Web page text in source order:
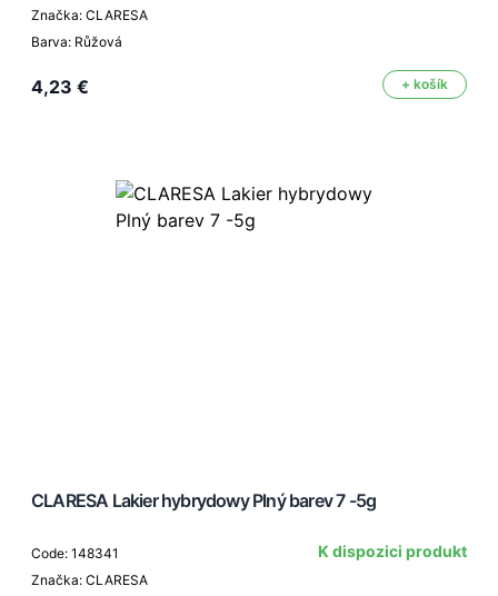
Značka: CLARESA
Barva: Růžová
4,23 € + košík
CLARESA Lakier hybrydowy Plný barev 7 -5g
Code: 148341
Značka: CLARESA
K dispozici produkt